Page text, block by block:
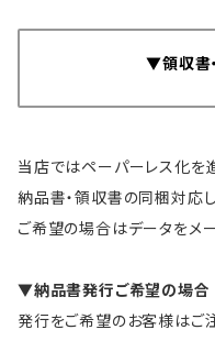
▼領収書
当店ではペーパーレス化を
納品書・領収書の同梱対応し
ご希望の場合はデータをメ
▼納品書発行ご希望の場合
発行をご希望のお客様はご